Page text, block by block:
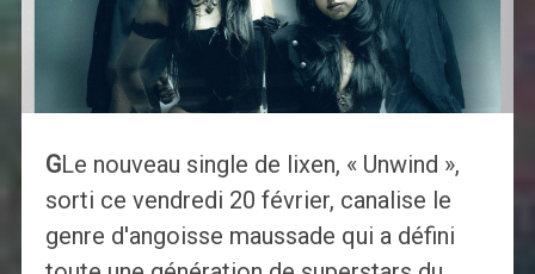
GLe nouveau single de lixen, « Unwind »,
sorti ce vendredi 20 février, canalise le
genre d'angoisse maussade qui a défini